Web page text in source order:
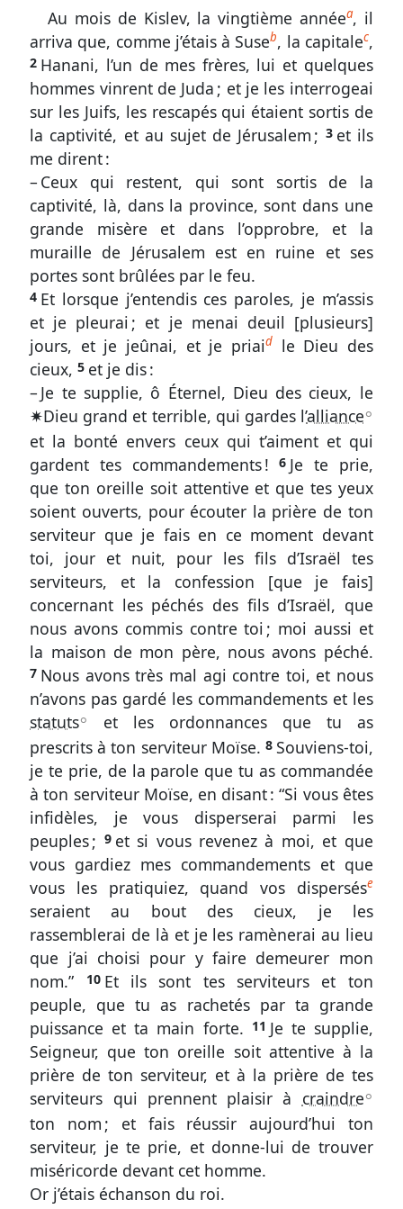
Nouveau Testament
Matt. Marc Luc Jean Act. Rom.
1 Cor.
2 Cor.
Gal. Éph. Phil. Col. 1 Thes.
2 Thes.
1 Tim.
2 Tim. Tite Phm. Héb. Jac.
1 Pi.
1 Jean 3 Jean Jude Apoc.
Au mois de Kislev, la vingtième annéea, il
arriva que, comme j’étais à Suseb, la capitalec,
2 Hanani, l’un de mes frères, lui et quelques
hommes vinrent de Juda ; et je les interrogeai
sur les Juifs, les rescapés qui étaient sortis de
la captivité, et au sujet de Jérusalem ; 3 et ils
me dirent :
– Ceux qui restent, qui sont sortis de la
captivité, là, dans la province, sont dans une
grande misère et dans l’opprobre, et la
muraille de Jérusalem est en ruine et ses
portes sont brûlées par le feu.
4 Et lorsque j’entendis ces paroles, je m’assis
et je pleurai ; et je menai deuil [plusieurs]
jours, et je jeûnai, et je priaidle Dieu des
cieux,5 et je dis :
– Je te supplie, ô Éternel, Dieu des cieux, le
✷Dieu grand et terrible, qui gardes l’alliance A
et la bonté envers ceux qui t’aiment et qui
gardent tes commandements !6 Je te prie,
que ton oreille soit attentive et que tes yeux
soient ouverts, pour écouter la prière de ton
serviteur que je fais en ce moment devant
toi, jour et nuit, pour les fils d’Israël tes
serviteurs, et la confession [que je fais]
concernant les péchés des fils d’Israël, que
nous avons commis contre toi ; moi aussi et
la maison de mon père, nous avons péché.
7 Nous avons très mal agi contre toi, et nous
n’avons pas gardé les commandements et les
statutsA
et les ordonnances que tu as
prescrits à ton serviteur Moïse. 8 Souviens-toi,
je te prie, de la parole que tu as commandée
à ton serviteur Moïse, en disant : “Si vous êtes
infidèles, je vous disperserai parmi les
peuples ; 9 et si vous revenez à moi, et que
vous gardiez mes commandements et que
vous les pratiquiez, quand vos dispersése
seraient au bout des cieux, je les
rassemblerai de là et je les ramènerai au lieu
que j’ai choisi pour y faire demeurer mon
nom.”
10 Et ils sont tes serviteurs et ton
peuple, que tu as rachetés par ta grande
puissance et ta main forte. 11 Je te supplie,
Seigneur, que ton oreille soit attentive à la
prière de ton serviteur, et à la prière de tes
serviteurs qui prennent plaisir à craindre A
ton nom ; et fais réussir aujourd’hui ton
serviteur, je te prie, et donne-lui de trouver
miséricorde devant cet homme.
Or j’étais échanson du roi.
11
Des
nouvelles
préoccupantes
Sondez
les
Écritures
Néhémie
1
La
préparation
du
serviteur
et
commencement
Outils
généraux
Glossaire
Signes
&
Abréviations
Écarts
de
numérotation
Autres
supports
Exemplaire
papier
Télécharger
Nous
contacter
Signaler
une